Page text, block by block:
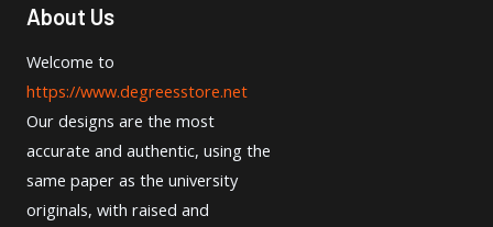
About Us
Welcome to
https://www.degreesstore.net
Our designs are the most
accurate and authentic, using the
same paper as the university
originals, with raised and